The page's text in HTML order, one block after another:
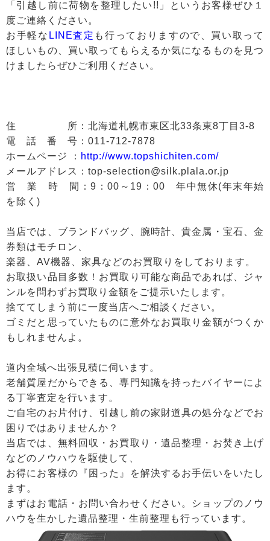
「引越し前に荷物を整理したい!!」というお客様ぜひ１
度ご連絡ください。
お手軽な LINE査定 も行っておりますので、買い取って
ほしいもの、買い取ってもらえるか気になるものを見つ
けましたらぜひご利用ください。
住 所：北海道札幌市東区北33条東8丁目3-8
電 話 番 号：011-712-7878
ホームページ ： http://www.topshichiten.com/
メールアドレス：top-selection@silk.plala.or.jp
営 業 時 間：9：00～19：00 年中無休(年末年始
を除く)
当店では、ブランドバッグ、腕時計、貴金属・宝石、金
券類はモチロン、
楽器、AV機器、家具などのお買取りをしております。
お取扱い品目多数！お買取り可能な商品であれば、ジャ
ンルを問わずお買取り金額をご提示いたします。
捨ててしまう前に一度当店へご相談ください。
ゴミだと思っていたものに意外なお買取り金額がつくか
もしれませんよ。
道内全域へ出張見積に伺います。
老舗質屋だからできる、専門知識を持ったバイヤーによ
る丁寧査定を行います。
ご自宅のお片付け、引越し前の家財道具の処分などでお
困りではありませんか？
当店では、無料回収・お買取り・遺品整理・お焚き上げ
などのノウハウを駆使して、
お得にお客様の『困った』を解決するお手伝いをいたし
ます。
まずはお電話・お問い合わせください。ショップのノウ
ハウを生かした遺品整理・生前整理も行っています。